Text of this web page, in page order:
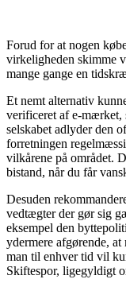
Forud for at nogen
virkeligheden skimme
mange gange en
Et nemt alternativ
verificeret af e-mærket,
selskabet adlyder den
forretningen
vilkårene på området.
bistand, når du får
Desuden
vedtægter der gør sig
eksempel den
ydermere afgørende,
man til enhver tid vil
Skiftespor, ligegyldigt